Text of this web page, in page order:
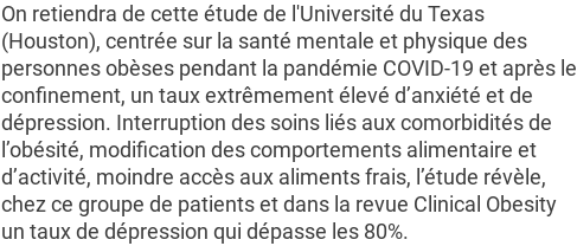
On retiendra de cette étude de l'Université du Texas
(Houston), centrée sur la santé mentale et physique des
personnes obèses pendant la pandémie COVID-19 et après le
confinement, un taux extrêmement élevé d’anxiété et de
dépression. Interruption des soins liés aux comorbidités de
l’obésité, modification des comportements alimentaire et
d’activité, moindre accès aux aliments frais, l’étude révèle,
chez ce groupe de patients et dans la revue Clinical Obesity
un taux de dépression qui dépasse les 80%.